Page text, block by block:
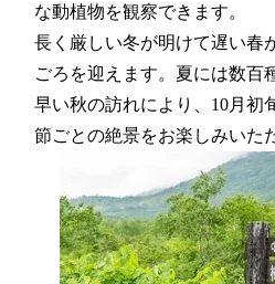
な動植物を観察できます。
長く厳しい冬が明けて遅い春
ごろを迎えます。夏には数百
早い秋の訪れにより、10月初
節ごとの絶景をお楽しみいた